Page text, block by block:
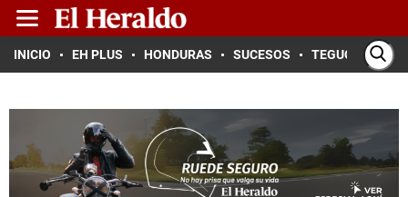
INICIO EH PLUS HONDURAS SUCESOS TEGUCIGALPA